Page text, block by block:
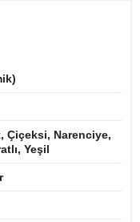
Çiçeksi, Narenciye,
Yeşil